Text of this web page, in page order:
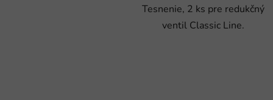
Tesnenie, 2 ks pre redukčný
ventil Classic Line.